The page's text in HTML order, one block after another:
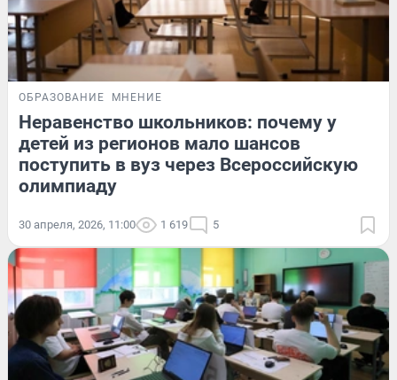
ОБРАЗОВАНИЕ МНЕНИЕ
Неравенство школьников: почему у
детей из регионов мало шансов
поступить в вуз через Всероссийскую
олимпиаду
30 апреля, 2026, 11:00 1 619 5